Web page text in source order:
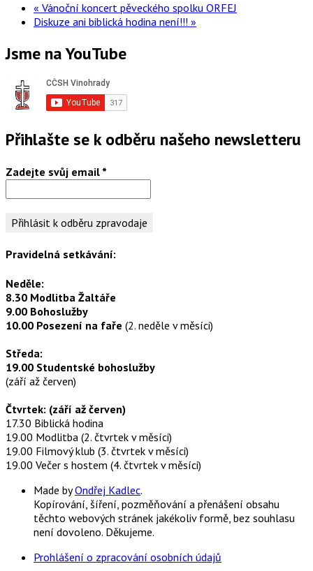
« Vánoční koncert pěveckého spolku ORFEJ
Diskuze ani biblická hodina není!!! »
Jsme na YouTube
Přihlašte se k odběru našeho newsletteru
Zadejte svůj email *
Pravidelná setkávání:
Neděle:
8.30 Modlitba Žaltáře
9.00 Bohoslužby
10.00 Posezení na faře (2. neděle v měsíci)
Středa:
19.00 Studentské bohoslužby
(září až červen)
Čtvrtek: (září až červen)
17.30 Biblická hodina
19.00 Modlitba (2. čtvrtek v měsíci)
19.00 Filmový klub (3. čtvrtek v měsíci)
19.00 Večer s hostem (4. čtvrtek v měsíci)
Made byOndřej Kadlec.
Kopírování, šíření, pozměňování a přenášení obsahu
těchto webových stránek jakékoliv formě, bez souhlasu
není dovoleno. Děkujeme.
Prohlášení o zpracování osobních údajů